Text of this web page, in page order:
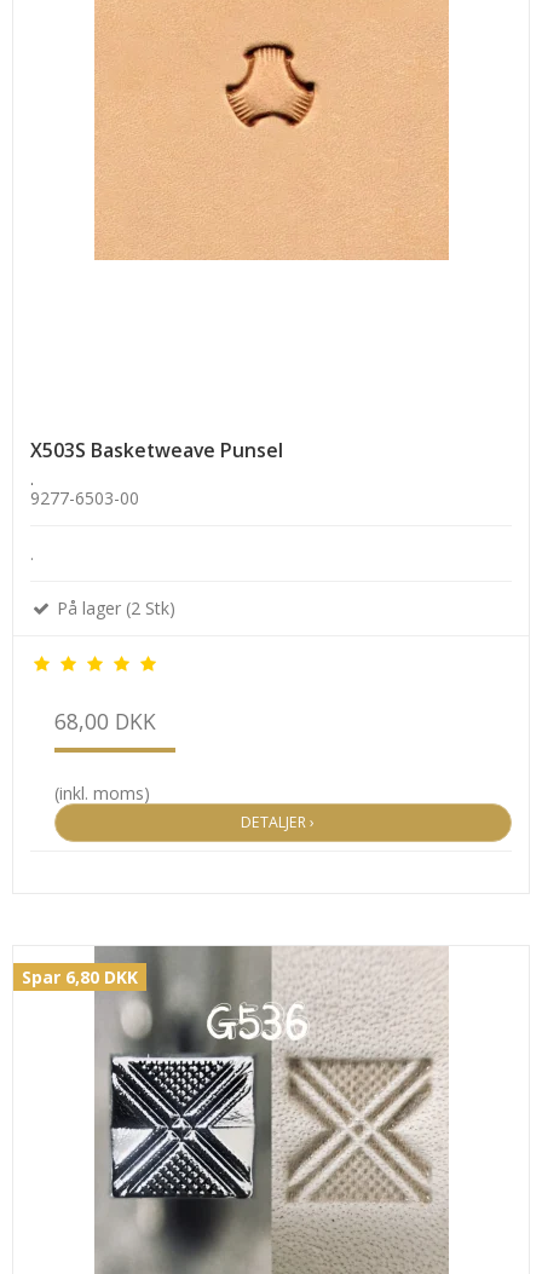
X503S Basketweave Punsel
.
9277-6503-00
.
På lager (2 Stk)
68,00 DKK
(inkl. moms)
DETALJER ›
Spar 6,80 DKK